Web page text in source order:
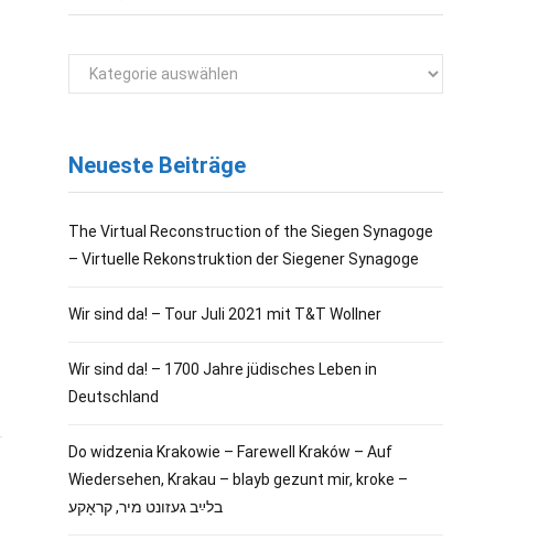
Kategorien
Neueste Beiträge
The Virtual Reconstruction of the Siegen Synagoge
– Virtuelle Rekonstruktion der Siegener Synagoge
Wir sind da! – Tour Juli 2021 mit T&T Wollner
Wir sind da! – 1700 Jahre jüdisches Leben in
Deutschland
Do widzenia Krakowie – Farewell Kraków – Auf
Wiedersehen, Krakau – blayb gezunt mir, kroke –
בלײַב געזונט מיר, קראָקע